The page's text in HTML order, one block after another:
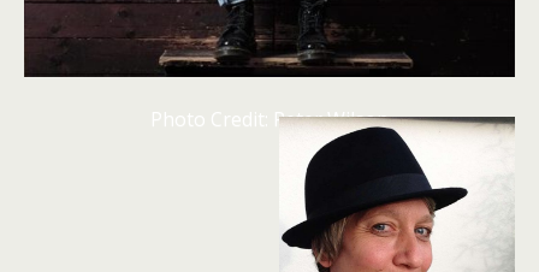
Photo Credit: Peter Wilson